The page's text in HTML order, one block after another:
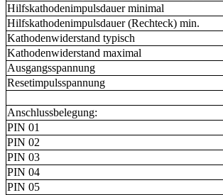
Hilfskathodenimpulsdauer minimal
Hilfskathodenimpulsdauer (Rechteck) min.
Kathodenwiderstand typisch
Kathodenwiderstand maximal
Ausgangsspannung
Resetimpulsspannung
Anschlussbelegung:
PIN 01
PIN 02
PIN 03
PIN 04
PIN 05